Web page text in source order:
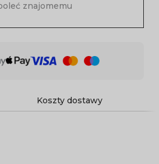
znajomemu
Koszty dostawy